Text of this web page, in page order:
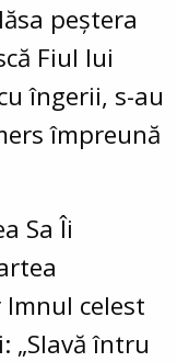
peștera
Fiul lui
îngerii, s-au
împreună
Sa Îi
celest
„Slavă întru